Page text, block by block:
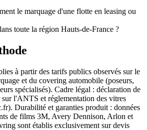
le marquage d'une flotte en leasing ou
toute la région Hauts-de-France ?
à partir des tarifs publics observés sur le
et du covering automobile (poseurs,
spécialisés). Cadre légal : déclaration de
sur l'ANTS et réglementation des vitres
Durabilité et garanties produit : données
de films 3M, Avery Dennison, Arlon et
sont établis exclusivement sur devis